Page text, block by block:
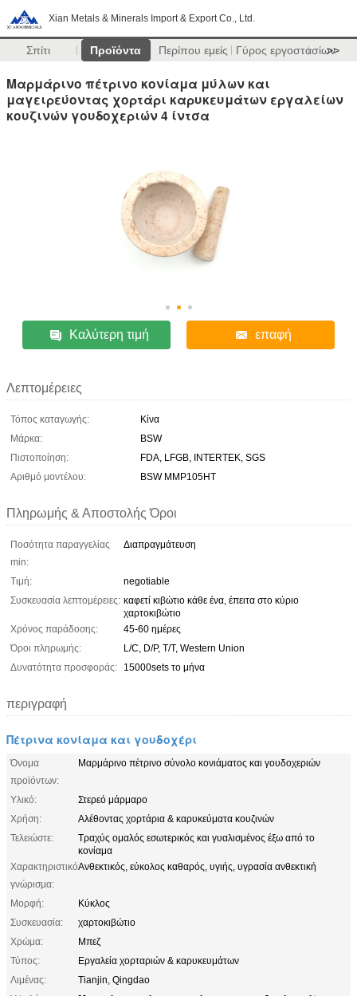
Xian Metals & Minerals Import & Export Co., Ltd.
Σπίτι Προϊόντα Περίπου εμείς Γύρος εργοστασίων
>>
Μαρμάρινο πέτρινο κονίαμα μύλων και
μαγειρεύοντας χορτάρι καρυκευμάτων εργαλείων
κουζινών γουδοχεριών 4 ίντσα
Καλύτερη τιμή επαφή
Λεπτομέρειες
Τόπος καταγωγής:
Κίνα
Μάρκα:
BSW
Πιστοποίηση:
FDA, LFGB, INTERTEK, SGS
Αριθμό μοντέλου:
BSW MMP105HT
Πληρωμής & Αποστολής Όροι
Ποσότητα παραγγελίας
min:
Διαπραγμάτευση
Τιμή:
negotiable
Συσκευασία λεπτομέρειες: καφετί κιβώτιο κάθε ένα, έπειτα στο κύριο
χαρτοκιβώτιο
Χρόνος παράδοσης:
45-60 ημέρες
Όροι πληρωμής:
L/C, D/P, T/T, Western Union
Δυνατότητα προσφοράς:
15000sets το μήνα
περιγραφή
Πέτρινα κονίαμα και γουδοχέρι
Όνομα
προϊόντων:
Μαρμάρινο πέτρινο σύνολο κονιάματος και γουδοχεριών
Υλικό:
Στερεό μάρμαρο
Χρήση:
Αλέθοντας χορτάρια & καρυκεύματα κουζινών
Τελειώστε:
Τραχύς ομαλός εσωτερικός και γυαλισμένος έξω από το
κονίαμα
Χαρακτηριστικό
γνώρισμα:
Ανθεκτικός, εύκολος καθαρός, υγιής, υγρασία ανθεκτική
Μορφή:
Κύκλος
Συσκευασία:
χαρτοκιβώτιο
Χρώμα:
Μπεζ
Τύπος:
Εργαλεία χορταριών & καρυκευμάτων
Λιμένας:
Tianjin, Qingdao